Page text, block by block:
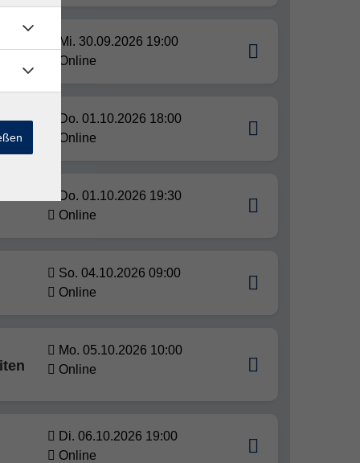
Mi. 30.09.2026 19:00
Online
Do. 01.10.2026 18:00
Online
Do. 01.10.2026 19:30
Online
So. 04.10.2026 09:00
Online
Mo. 05.10.2026 10:00
Online
Di. 06.10.2026 19:00
Online